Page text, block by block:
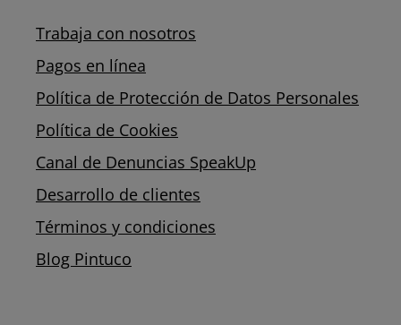
Trabaja con nosotros
Pagos en línea
Política de Protección de Datos Personales
Política de Cookies
Canal de Denuncias SpeakUp
Desarrollo de clientes
Términos y condiciones
Blog Pintuco